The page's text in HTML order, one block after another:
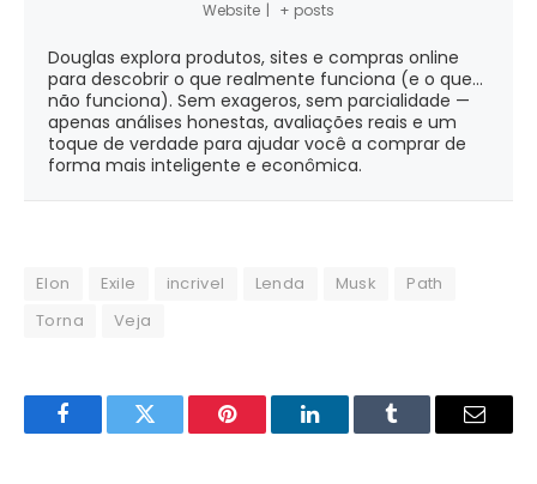
Website | + posts
Douglas explora produtos, sites e compras online
para descobrir o que realmente funciona (e o que...
não funciona). Sem exageros, sem parcialidade —
apenas análises honestas, avaliações reais e um
toque de verdade para ajudar você a comprar de
forma mais inteligente e econômica.
Elon Exile incrivel Lenda Musk
Path
Torna
Veja
FacebookTwitter Pinterest LinkedInTumblr Email